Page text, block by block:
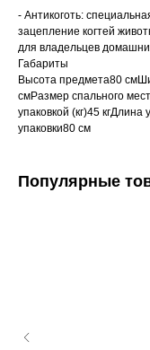
- Антикоготь:
зацепление когтей
для владельцев
Габариты
Высота предмета80
смРазмер спального
упаковкой (кг)45
упаковки80 см
Популярные